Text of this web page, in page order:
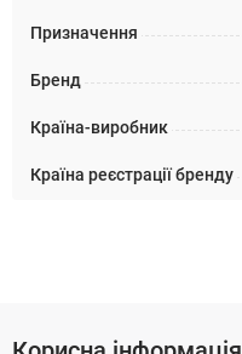
Призначення
Бренд
Країна-виробник
Країна реєстрації бренду